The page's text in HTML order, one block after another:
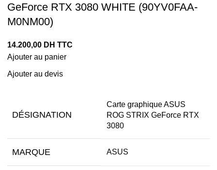
GeForce RTX 3080 WHITE (90YV0FAA-
M0NM00)
14.200,00 DH TTC
Ajouter au panier
Ajouter au devis
DÉSIGNATION
Carte graphique ASUS
ROG STRIX GeForce RTX
3080
MARQUE ASUS